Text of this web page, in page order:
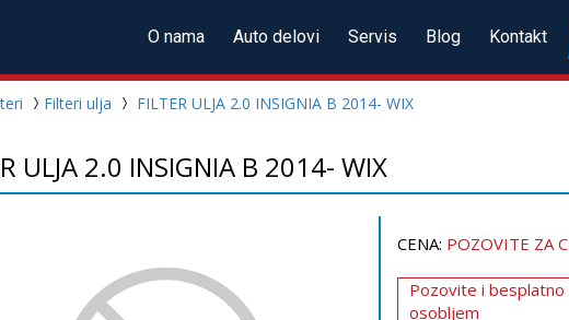
O nama Auto delovi Servis Blog Kontakt
Filteri ulja FILTER ULJA 2.0 INSIGNIA B 2014- WIX
ULJA 2.0 INSIGNIA B 2014- WIX
CENA: POZOVITE ZA
Pozovite i
osobljem